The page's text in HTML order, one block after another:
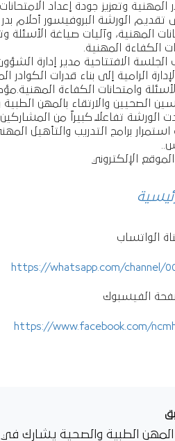
المهنية وتعزيز جودة إعداد
تقديم الورشة البروفيسور أحلام
المهنية، وآليات صياغة
الكفاءة المهنية.
الجلسة الافتتاحية مدير إدارة
الرامية إلى بناء قدرات الكوادر
وامتحانات الكفاءة
الصحيين والارتقاء بالمهن
الورشة تفاعلاً كبيراً من
استمرار برامج التدريب والتأهيل
الإلكتروني
الواتساب
https://whatsapp.com/channel/
الفيسبوك
https://www.facebook.com/